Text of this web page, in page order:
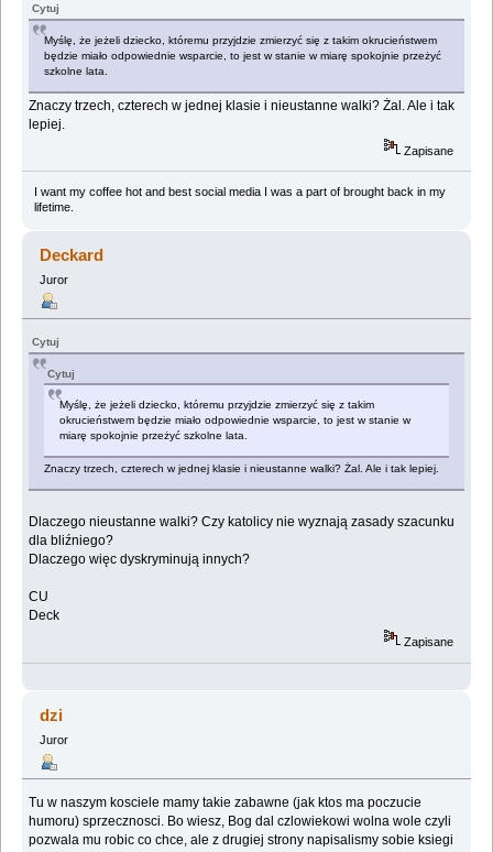
Cytuj
Myślę, że jeżeli dziecko, któremu przyjdzie zmierzyć się z takim okrucieństwem
będzie miało odpowiednie wsparcie, to jest w stanie w miarę spokojnie przeżyć
szkolne lata.
Znaczy trzech, czterech w jednej klasie i nieustanne walki? Żal. Ale i tak
lepiej.
Zapisane
I want my coffee hot and best social media I was a part of brought back in my
lifetime.
Deckard
Juror
Cytuj
Cytuj
Myślę, że jeżeli dziecko, któremu przyjdzie zmierzyć się z takim
okrucieństwem będzie miało odpowiednie wsparcie, to jest w stanie w
miarę spokojnie przeżyć szkolne lata.
Znaczy trzech, czterech w jednej klasie i nieustanne walki? Żal. Ale i tak lepiej.
Dlaczego nieustanne walki? Czy katolicy nie wyznają zasady szacunku
dla bliźniego?
Dlaczego więc dyskryminują innych?
CU
Deck
Zapisane
dzi
Juror
Tu w naszym kosciele mamy takie zabawne (jak ktos ma poczucie
humoru) sprzecznosci. Bo wiesz, Bog dal czlowiekowi wolna wole czyli
pozwala mu robic co chce, ale z drugiej strony napisalismy sobie ksiegi